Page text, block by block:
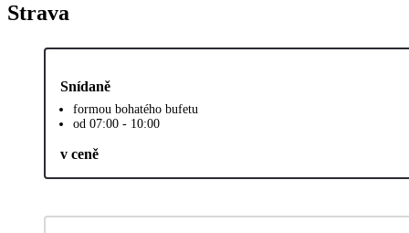
Strava
Snídaně
formou bohatého bufetu
od 07:00 - 10:00
v ceně